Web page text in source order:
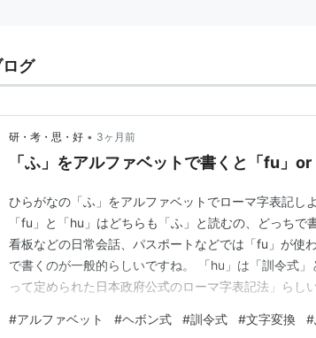
グ
研・考・思・好 • 3ヶ月前
「ふ」をアルファベットで書くと「fu」
ひらがなの「ふ」をアルファベットでローマ字表記し
「fu」と「hu」はどちらも「ふ」と読むの、どっちで
看板などの日常会話、パスポートなどでは「fu」が使
で書くのが一般的らしいですね。 「hu」は「訓令式
って定められた日本政府公式のローマ字表記法」らし
「fa」としたら「ふぁ」になってしまうので、五十音
#アルファベット #ヘボン式 #訓令式 #文字変換 #